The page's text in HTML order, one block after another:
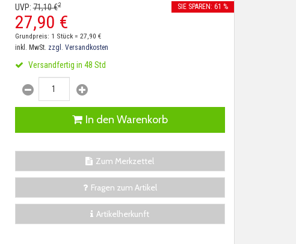
UVP:71,10€2
27,90 €
SIE SPAREN: 61 %
Grundpreis: 1 Stück = 27,90 €
inkl. MwSt. zzgl. Versandkosten
Versandfertig in 48 Std
In den Warenkorb
Zum Merkzettel
Fragen zum Artikel
Artikelherkunft